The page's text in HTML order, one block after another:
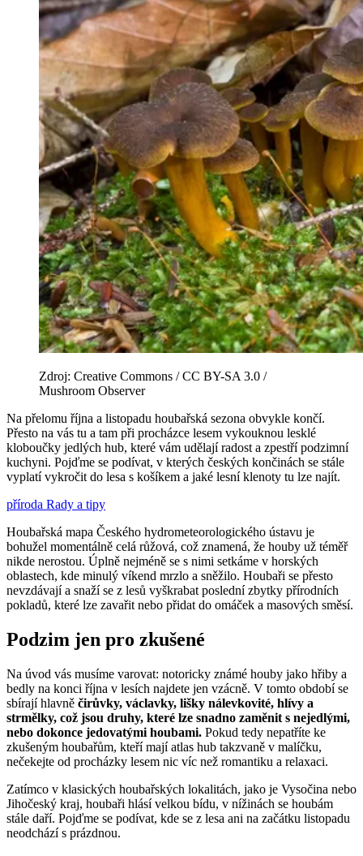
Zdroj: Creative Commons / CC BY-SA 3.0 /
Mushroom Observer
Na přelomu října a listopadu houbařská sezona obvykle končí.
Přesto na vás tu a tam při procházce lesem vykouknou lesklé
kloboučky jedlých hub, které vám udělají radost a zpestří podzimní
kuchyni. Pojďme se podívat, v kterých českých končinách se stále
vyplatí vykročit do lesa s košíkem a jaké lesní klenoty tu lze najít.
příroda Rady a tipy
Houbařská mapa Českého hydrometeorologického ústavu je
bohužel momentálně celá růžová, což znamená, že houby už téměř
nikde nerostou. Úplně nejméně se s nimi setkáme v horských
oblastech, kde minulý víkend mrzlo a sněžilo. Houbaři se přesto
nevzdávají a snaží se z lesů vyškrabat poslední zbytky přírodních
pokladů, které lze zavařit nebo přidat do omáček a masových směsí.
Podzim jen pro zkušené
Na úvod vás musíme varovat: notoricky známé houby jako hřiby a
bedly na konci října v lesích najdete jen vzácně. V tomto období se
sbírají hlavně čirůvky, václavky, lišky nálevkovité, hlívy a
strmělky, což jsou druhy, které lze snadno zaměnit s nejedlými,
nebo dokonce jedovatými houbami. Pokud tedy nepatříte ke
zkušeným houbařům, kteří mají atlas hub takzvaně v malíčku,
nečekejte od procházky lesem nic víc než romantiku a relaxaci.
Zatímco v klasických houbařských lokalitách, jako je Vysočina nebo
Jihočeský kraj, houbaři hlásí velkou bídu, v nížinách se houbám
stále daří. Pojďme se podívat, kde se z lesa ani na začátku listopadu
neodchází s prázdnou.